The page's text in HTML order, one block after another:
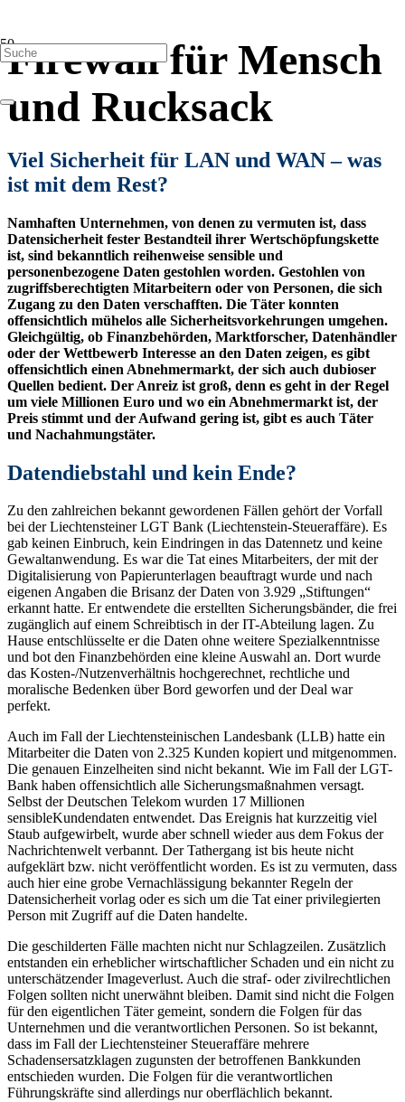
Firewall für Mensch
und Rucksack
Viel Sicherheit für LAN und WAN – was
ist mit dem Rest?
Namhaften Unternehmen, von denen zu vermuten ist, dass
Datensicherheit fester Bestandteil ihrer Wertschöpfungskette
ist, sind bekanntlich reihenweise sensible und
personenbezogene Daten gestohlen worden. Gestohlen von
zugriffsberechtigten Mitarbeitern oder von Personen, die sich
Zugang zu den Daten verschafften. Die Täter konnten
offensichtlich mühelos alle Sicherheitsvorkehrungen umgehen.
Gleichgültig, ob Finanzbehörden, Marktforscher, Datenhändler
oder der Wettbewerb Interesse an den Daten zeigen, es gibt
offensichtlich einen Abnehmermarkt, der sich auch dubioser
Quellen bedient. Der Anreiz ist groß, denn es geht in der Regel
um viele Millionen Euro und wo ein Abnehmermarkt ist, der
Preis stimmt und der Aufwand gering ist, gibt es auch Täter
und Nachahmungstäter.
Datendiebstahl und kein Ende?
Zu den zahlreichen bekannt gewordenen Fällen gehört der Vorfall
bei der Liechtensteiner LGT Bank (Liechtenstein-Steueraffäre). Es
gab keinen Einbruch, kein Eindringen in das Datennetz und keine
Gewaltanwendung. Es war die Tat eines Mitarbeiters, der mit der
Digitalisierung von Papierunterlagen beauftragt wurde und nach
eigenen Angaben die Brisanz der Daten von 3.929 „Stiftungen“
erkannt hatte. Er entwendete die erstellten Sicherungsbänder, die frei
zugänglich auf einem Schreibtisch in der IT-Abteilung lagen. Zu
Hause entschlüsselte er die Daten ohne weitere Spezialkenntnisse
und bot den Finanzbehörden eine kleine Auswahl an. Dort wurde
das Kosten-/Nutzenverhältnis hochgerechnet, rechtliche und
moralische Bedenken über Bord geworfen und der Deal war
perfekt.
Auch im Fall der Liechtensteinischen Landesbank (LLB) hatte ein
Mitarbeiter die Daten von 2.325 Kunden kopiert und mitgenommen.
Die genauen Einzelheiten sind nicht bekannt. Wie im Fall der LGT-
Bank haben offensichtlich alle Sicherungsmaßnahmen versagt.
Selbst der Deutschen Telekom wurden 17 Millionen
sensibleKundendaten entwendet. Das Ereignis hat kurzzeitig viel
Staub aufgewirbelt, wurde aber schnell wieder aus dem Fokus der
Nachrichtenwelt verbannt. Der Tathergang ist bis heute nicht
aufgeklärt bzw. nicht veröffentlicht worden. Es ist zu vermuten, dass
auch hier eine grobe Vernachlässigung bekannter Regeln der
Datensicherheit vorlag oder es sich um die Tat einer privilegierten
Person mit Zugriff auf die Daten handelte.
Die geschilderten Fälle machten nicht nur Schlagzeilen. Zusätzlich
entstanden ein erheblicher wirtschaftlicher Schaden und ein nicht zu
unterschätzender Imageverlust. Auch die straf- oder zivilrechtlichen
Folgen sollten nicht unerwähnt bleiben. Damit sind nicht die Folgen
für den eigentlichen Täter gemeint, sondern die Folgen für das
Unternehmen und die verantwortlichen Personen. So ist bekannt,
dass im Fall der Liechtensteiner Steueraffäre mehrere
Schadensersatzklagen zugunsten der betroffenen Bankkunden
entschieden wurden. Die Folgen für die verantwortlichen
Führungskräfte sind allerdings nur oberflächlich bekannt.